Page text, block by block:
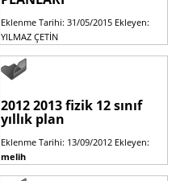
Eklenme Tarihi: 31/05/2015 Ekleyen:
YILMAZ ÇETİN
2012 2013 fizik 12 sınıf
yıllık plan
Eklenme Tarihi: 13/09/2012 Ekleyen:
melih